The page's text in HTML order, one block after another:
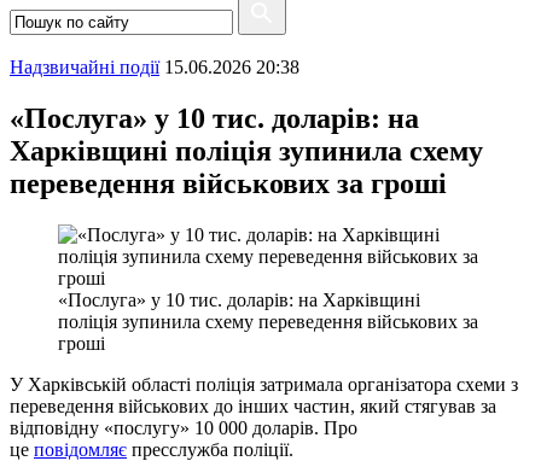
Надзвичайні події 15.06.2026 20:38
«Послуга» у 10 тис. доларів: на
Харківщині поліція зупинила схему
переведення військових за гроші
«Послуга» у 10 тис. доларів: на Харківщині
поліція зупинила схему переведення військових за
гроші
У Харківській області поліція затримала організатора схеми з
переведення військових до інших частин, який стягував за
відповідну «послугу» 10 000 доларів. Про
це повідомляє пресслужба поліції.